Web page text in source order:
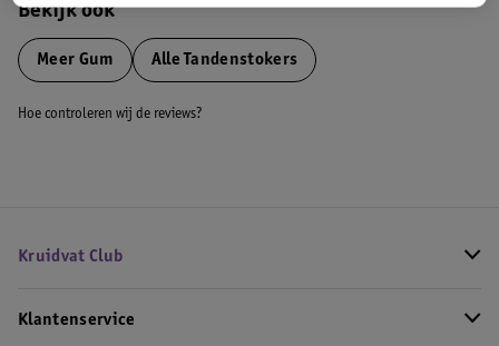
Bekijk ook
Meer Gum Alle Tandenstokers
Hoe controleren wij de reviews?
Kruidvat Club
Klantenservice